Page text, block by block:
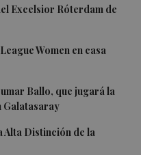
Excelsior Róterdam de
Women en casa
Ballo, que jugará la
Distinción de la